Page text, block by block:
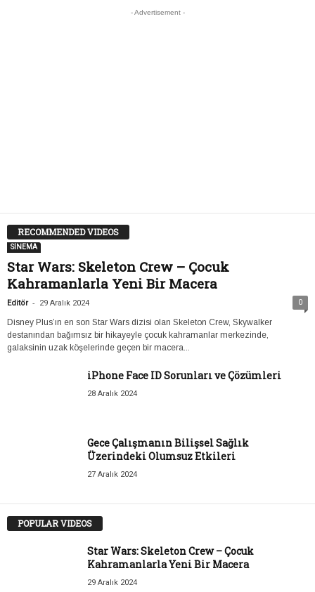
- Advertisement -
RECOMMENDED VIDEOS
SİNEMA
Star Wars: Skeleton Crew – Çocuk
Kahramanlarla Yeni Bir Macera
Editör - 29 Aralık 2024 0
Disney Plus’ın en son Star Wars dizisi olan Skeleton Crew, Skywalker
destanından bağımsız bir hikayeyle çocuk kahramanlar merkezinde,
galaksinin uzak köşelerinde geçen bir macera...
iPhone Face ID Sorunları ve Çözümleri
28 Aralık 2024
Gece Çalışmanın Bilişsel Sağlık
Üzerindeki Olumsuz Etkileri
27 Aralık 2024
POPULAR VIDEOS
Star Wars: Skeleton Crew – Çocuk
Kahramanlarla Yeni Bir Macera
29 Aralık 2024